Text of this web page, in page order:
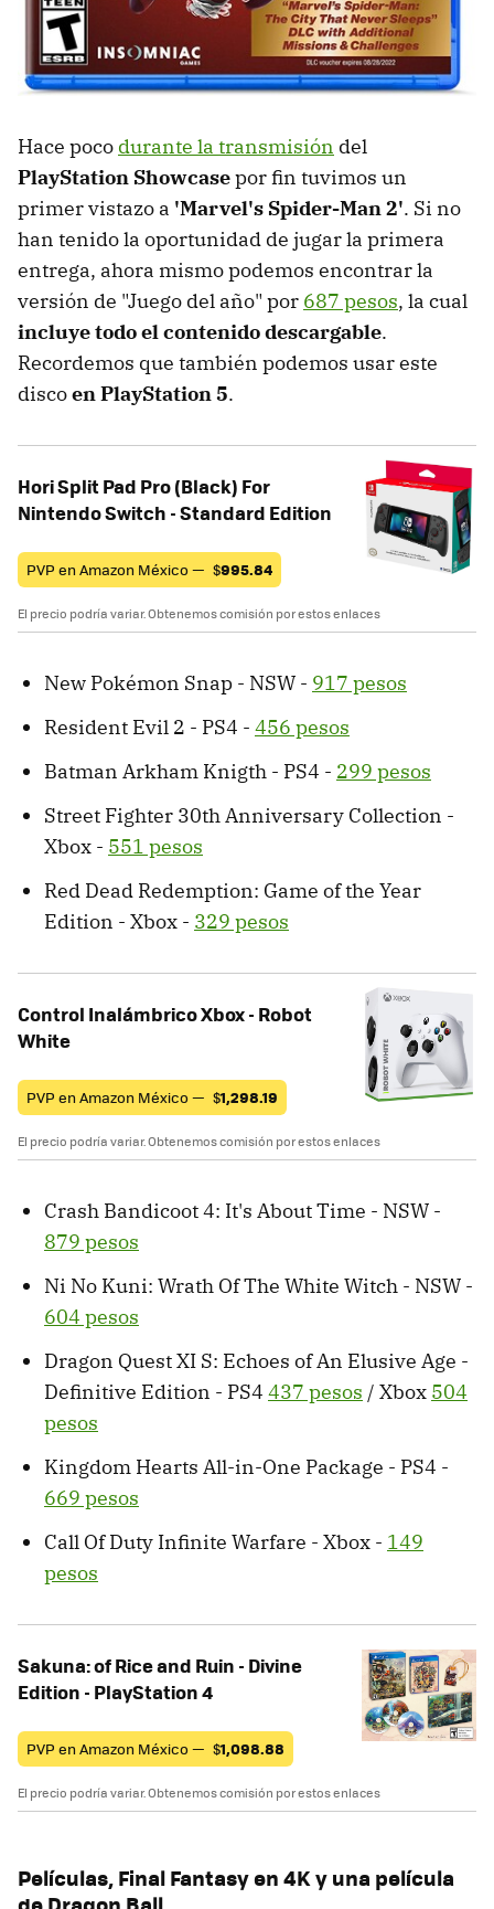
Hace poco durante la transmisión del
PlayStation Showcasepor fin tuvimos un
primer vistazo a 'Marvel's Spider-Man 2'. Si no
han tenido la oportunidad de jugar la primera
entrega, ahora mismo podemos encontrar la
versión de "Juego del año" por 687 pesos, la cual
incluye todo el contenido descargable.
Recordemos que también podemos usar este
discoen PlayStation 5.
Hori Split Pad Pro (Black) For
Nintendo Switch - Standard Edition
PVP en Amazon México — $995.84
El precio podría variar. Obtenemos comisión por estos enlaces
New Pokémon Snap - NSW - 917 pesos
Resident Evil 2 - PS4 - 456 pesos
Batman Arkham Knigth - PS4 - 299 pesos
Street Fighter 30th Anniversary Collection -
Xbox - 551 pesos
Red Dead Redemption: Game of the Year
Edition - Xbox - 329 pesos
Control Inalámbrico Xbox - Robot
White
PVP en Amazon México — $1,298.19
El precio podría variar. Obtenemos comisión por estos enlaces
Crash Bandicoot 4: It's About Time - NSW -
879 pesos
Ni No Kuni: Wrath Of The White Witch - NSW -
604 pesos
Dragon Quest XI S: Echoes of An Elusive Age -
Definitive Edition - PS4 437 pesos / Xbox 504
pesos
Kingdom Hearts All-in-One Package - PS4 -
669 pesos
Call Of Duty Infinite Warfare - Xbox - 149
pesos
Sakuna: of Rice and Ruin - Divine
Edition - PlayStation 4
PVP en Amazon México — $1,098.88
El precio podría variar. Obtenemos comisión por estos enlaces
Películas, Final Fantasy en 4K y una película